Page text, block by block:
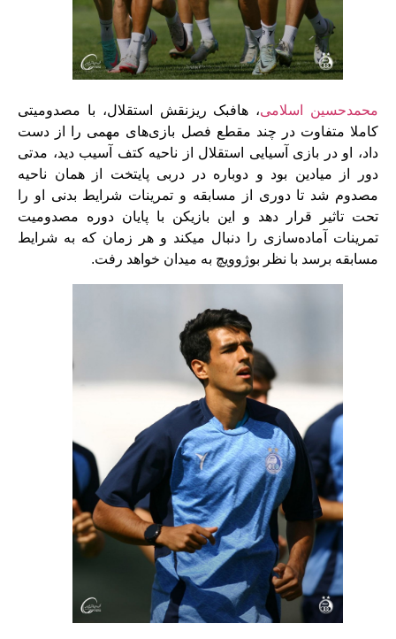
محمدحسین اسلامی، هافبک ریزنقش استقلال، با مصدومیتی
کاملا متفاوت در چند مقطع فصل بازی‌های مهمی را از دست
داد، او در بازی آسیایی استقلال از ناحیه کتف آسیب دید، مدتی
دور از میادین بود و دوباره در دربی پایتخت از همان ناحیه
مصدوم شد تا دوری از مسابقه و تمرینات شرایط بدنی او را
تحت تاثیر قرار دهد و این بازیکن با پایان دوره مصدومیت
تمرینات آماده‌سازی را دنبال میکند و هر زمان که به شرایط
مسابقه برسد با نظر بوژوویچ به میدان خواهد رفت.